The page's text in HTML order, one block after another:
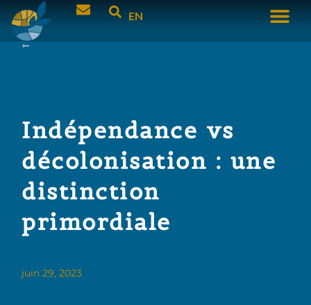
EN
Indépendance vs
décolonisation : une
distinction
primordiale
juin 29, 2023